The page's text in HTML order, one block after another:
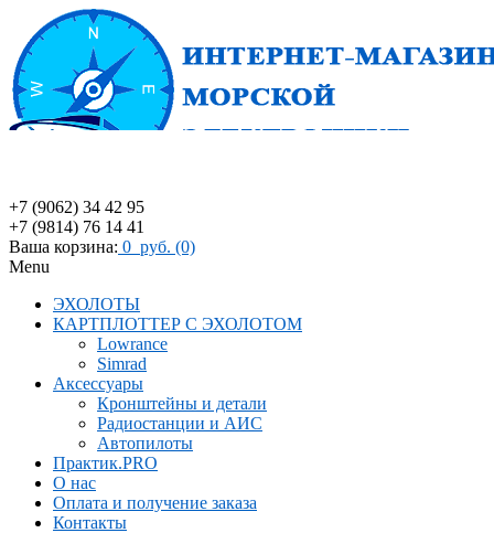
+7 (9062) 34 42 95
+7 (9814) 76 14 41
Ваша корзина: 0 руб. (0)
Menu
ЭХОЛОТЫ
КАРТПЛОТТЕР С ЭХОЛОТОМ
Lowrance
Simrad
Аксессуары
Кронштейны и детали
Радиостанции и АИС
Автопилоты
Практик.PRO
О нас
Оплата и получение заказа
Контакты